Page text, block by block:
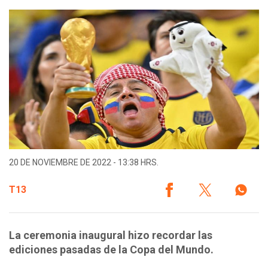
20 DE NOVIEMBRE DE 2022 - 13:38 HRS.
T13
La ceremonia inaugural hizo recordar las
ediciones pasadas de la Copa del Mundo.